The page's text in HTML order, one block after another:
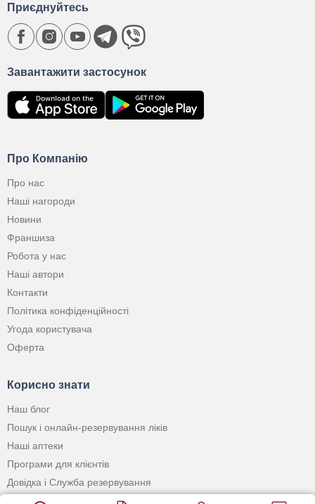
Про Компанію
Про нас
Наші нагороди
Новини
Франшиза
Робота у нас
Наші автори
Контакти
Політика конфіденційності
Угода користувача
Оферта
Корисно знати
Наш блог
Пошук і онлайн-резервування ліків
Наші аптеки
Програми для клієнтів
Довідка і Служба резервування
Застосунок
Завантажити застосунок
Приєднуйтесь